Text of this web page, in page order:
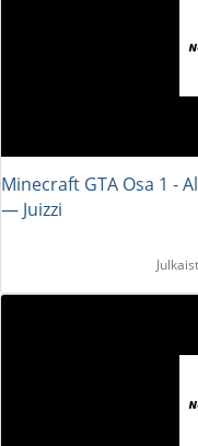
Minecraft GTA Osa 1 -
― Juizzi